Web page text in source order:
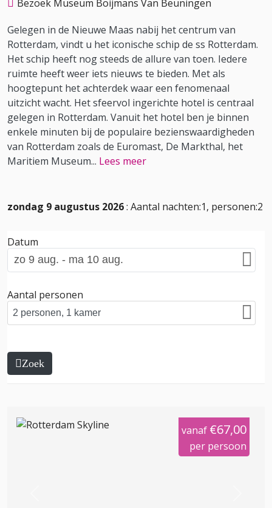
Bezoek Museum Boijmans Van Beuningen
Gelegen in de Nieuwe Maas nabij het centrum van
Rotterdam, vindt u het iconische schip de ss Rotterdam.
Het schip heeft nog steeds de allure van toen. Iedere
ruimte heeft weer iets nieuws te bieden. Met als
hoogtepunt het achterdek waar een fenomenaal
uitzicht wacht. Het sfeervol ingerichte hotel is centraal
gelegen in Rotterdam. Vanuit het hotel ben je binnen
enkele minuten bij de populaire bezienswaardigheden
van Rotterdam zoals de Euromast, De Markthal, het
Maritiem Museum... Lees meer
zondag 9 augustus 2026: Aantal nachten:1, personen:2
Datum
Aantal personen
Zoek
vanaf €67,00
per persoon